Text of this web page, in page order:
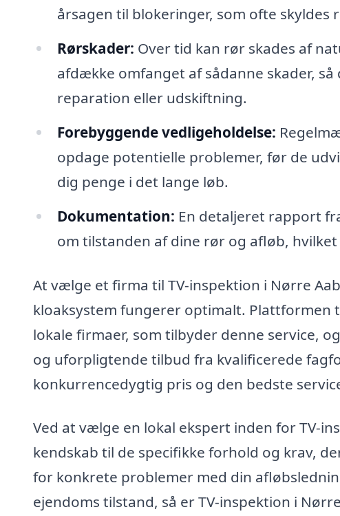
årsagen til blokeringer, som ofte
Rørskader: Over tid kan rør skades af
afdække omfanget af sådanne skader,
reparation eller udskiftning.
Forebyggende vedligeholdelse:
opdage potentielle problemer, før de
dig penge i det lange løb.
Dokumentation: En detaljeret rapport
om tilstanden af dine rør og afløb,
At vælge et firma til TV-inspektion i Nørre
kloaksystem fungerer optimalt.
lokale firmaer, som tilbyder denne service,
og uforpligtende tilbud fra kvalificerede
konkurrencedygtig pris og den bedste
Ved at vælge en lokal ekspert inden for TV-
kendskab til de specifikke forhold og krav,
for konkrete problemer med din
ejendoms tilstand, så er TV-inspektion i